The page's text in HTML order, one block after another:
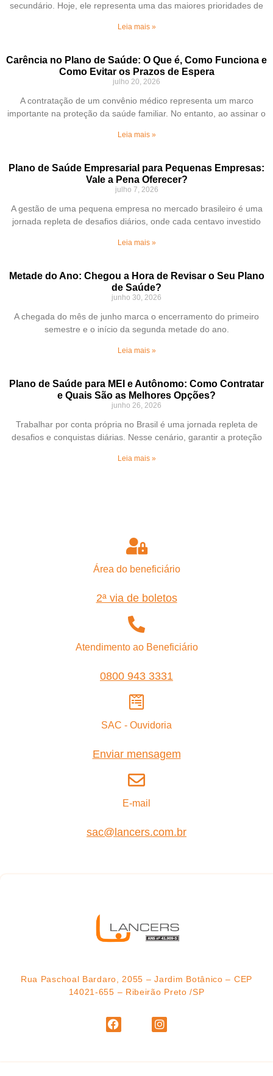
secundário. Hoje, ele representa uma das maiores prioridades de
Leia mais »
Carência no Plano de Saúde: O Que é, Como Funciona e
Como Evitar os Prazos de Espera
julho 20, 2026
A contratação de um convênio médico representa um marco
importante na proteção da saúde familiar. No entanto, ao assinar o
Leia mais »
Plano de Saúde Empresarial para Pequenas Empresas:
Vale a Pena Oferecer?
julho 7, 2026
A gestão de uma pequena empresa no mercado brasileiro é uma
jornada repleta de desafios diários, onde cada centavo investido
Leia mais »
Metade do Ano: Chegou a Hora de Revisar o Seu Plano
de Saúde?
junho 30, 2026
A chegada do mês de junho marca o encerramento do primeiro
semestre e o início da segunda metade do ano.
Leia mais »
Plano de Saúde para MEI e Autônomo: Como Contratar
e Quais São as Melhores Opções?
junho 26, 2026
Trabalhar por conta própria no Brasil é uma jornada repleta de
desafios e conquistas diárias. Nesse cenário, garantir a proteção
Leia mais »
Área do beneficiário
2ª via de boletos
Atendimento ao Beneficiário
0800 943 3331
SAC - Ouvidoria
Enviar mensagem
E-mail
sac@lancers.com.br
Rua Paschoal Bardaro, 2055 – Jardim Botânico – CEP
14021-655 – Ribeirão Preto /SP